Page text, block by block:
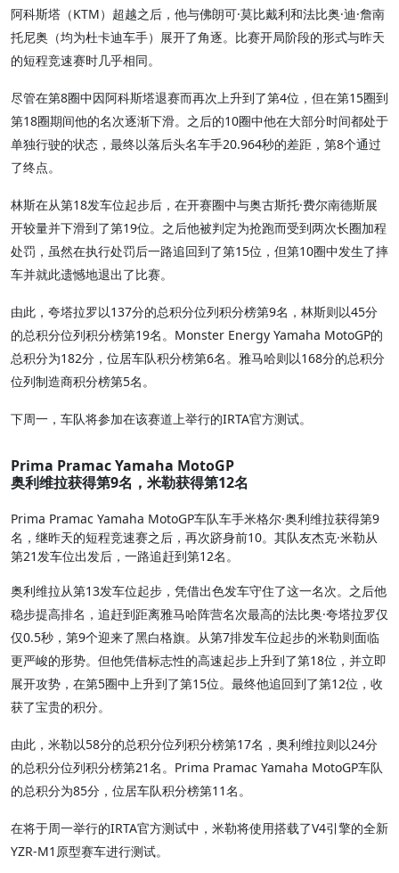
阿科斯塔（KTM）超越之后，他与佛朗可·莫比戴利和法比奥·迪·詹南
托尼奥（均为杜卡迪车手）展开了角逐。比赛开局阶段的形式与昨天
的短程竞速赛时几乎相同。
尽管在第8圈中因阿科斯塔退赛而再次上升到了第4位，但在第15圈到
第18圈期间他的名次逐渐下滑。之后的10圈中他在大部分时间都处于
单独行驶的状态，最终以落后头名车手20.964秒的差距，第8个通过
了终点。
林斯在从第18发车位起步后，在开赛圈中与奥古斯托·费尔南德斯展
开较量并下滑到了第19位。之后他被判定为抢跑而受到两次长圈加程
处罚，虽然在执行处罚后一路追回到了第15位，但第10圈中发生了摔
车并就此遗憾地退出了比赛。
由此，夸塔拉罗以137分的总积分位列积分榜第9名，林斯则以45分
的总积分位列积分榜第19名。Monster Energy Yamaha MotoGP的
总积分为182分，位居车队积分榜第6名。雅马哈则以168分的总积分
位列制造商积分榜第5名。
下周一，车队将参加在该赛道上举行的IRTA官方测试。
Prima Pramac Yamaha MotoGP
奥利维拉获得第9名，米勒获得第12名
Prima Pramac Yamaha MotoGP车队车手米格尔·奥利维拉获得第9
名，继昨天的短程竞速赛之后，再次跻身前10。其队友杰克·米勒从
第21发车位出发后，一路追赶到第12名。
奥利维拉从第13发车位起步，凭借出色发车守住了这一名次。之后他
稳步提高排名，追赶到距离雅马哈阵营名次最高的法比奥·夸塔拉罗仅
仅0.5秒，第9个迎来了黑白格旗。从第7排发车位起步的米勒则面临
更严峻的形势。但他凭借标志性的高速起步上升到了第18位，并立即
展开攻势，在第5圈中上升到了第15位。最终他追回到了第12位，收
获了宝贵的积分。
由此，米勒以58分的总积分位列积分榜第17名，奥利维拉则以24分
的总积分位列积分榜第21名。Prima Pramac Yamaha MotoGP车队
的总积分为85分，位居车队积分榜第11名。
在将于周一举行的IRTA官方测试中，米勒将使用搭载了V4引擎的全新
YZR-M1原型赛车进行测试。